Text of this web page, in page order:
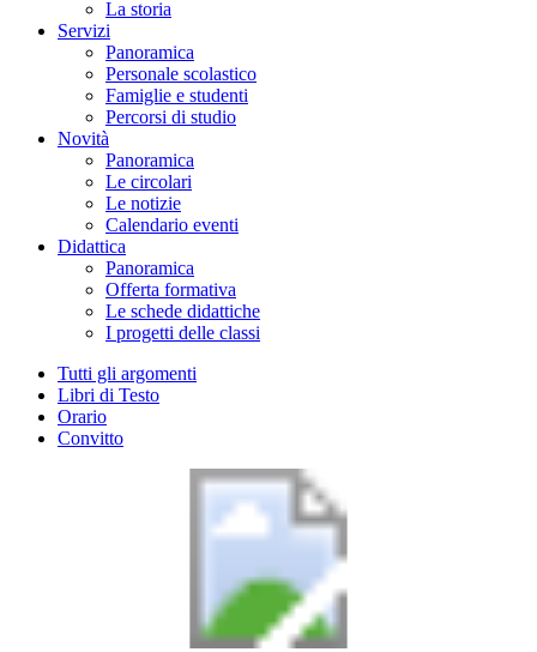
La storia
Servizi
Panoramica
Personale scolastico
Famiglie e studenti
Percorsi di studio
Novità
Panoramica
Le circolari
Le notizie
Calendario eventi
Didattica
Panoramica
Offerta formativa
Le schede didattiche
I progetti delle classi
Tutti gli argomenti
Libri di Testo
Orario
Convitto